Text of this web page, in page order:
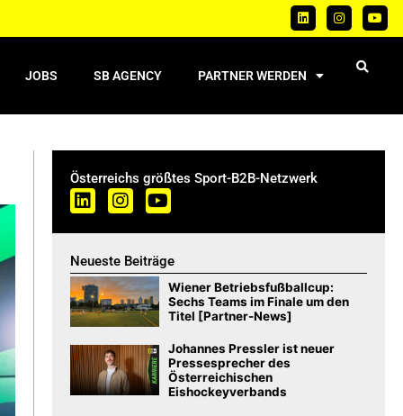
JOBS SB AGENCY PARTNER WERDEN
Österreichs größtes Sport-B2B-Netzwerk
Neueste Beiträge
Wiener Betriebsfußballcup:
Sechs Teams im Finale um den
Titel [Partner-News]
Johannes Pressler ist neuer
Pressesprecher des
Österreichischen
Eishockeyverbands